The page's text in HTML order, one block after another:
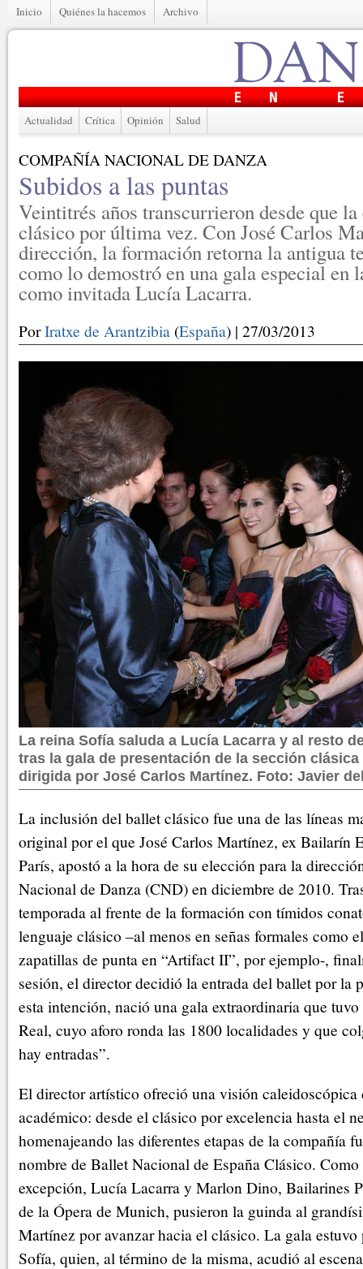
Inicio Quiénes la hacemos Archivo
Actualidad Crítica Opinión Salud
COMPAÑÍA NACIONAL DE DANZA
Subidos a las puntas
Veintitrés años transcurrieron desde que
clásico por última vez. Con José Carlos
dirección, la formación retorna la antigua
como lo demostró en una gala especial en
como invitada Lucía Lacarra.
PorIratxe de Arantzibia (España) | 27/03/2013
La reina Sofía saluda a Lucía Lacarra y al resto
tras la gala de presentación de la sección
dirigida por José Carlos Martínez. Foto: Javier
La inclusión del ballet clásico fue una de las líneas
original por el que José Carlos Martínez, ex Bailarín
París, apostó a la hora de su elección para la
Nacional de Danza (CND) en diciembre de 2010.
temporada al frente de la formación con tímidos
lenguaje clásico –al menos en señas formales como
zapatillas de punta en “Artifact II”, por ejemplo-,
sesión, el director decidió la entrada del ballet por la
esta intención, nació una gala extraordinaria que
Real, cuyo aforo ronda las 1800 localidades y que
hay entradas”.
El director artístico ofreció una visión caleidoscópica
académico: desde el clásico por excelencia hasta el
homenajeando las diferentes etapas de la compañía
nombre de Ballet Nacional de España Clásico.
excepción, Lucía Lacarra y Marlon Dino, Bailarines
de la Ópera de Munich, pusieron la guinda al
Martínez por avanzar hacia el clásico. La gala
Sofía, quien, al término de la misma, acudió al